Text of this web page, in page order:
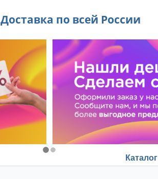
Доставка по всей России
Каталог